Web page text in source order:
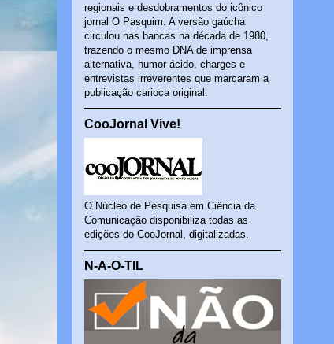
regionais e desdobramentos do icônico
jornal O Pasquim. A versão gaúcha
circulou nas bancas na década de 1980,
trazendo o mesmo DNA de imprensa
alternativa, humor ácido, charges e
entrevistas irreverentes que marcaram a
publicação carioca original.
CooJornal Vive!
O Núcleo de Pesquisa em Ciência da
Comunicação disponibiliza todas as
edições do CooJornal, digitalizadas.
N-A-O-TIL